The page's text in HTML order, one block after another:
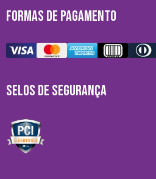
FORMAS DE PAGAMENTO
SELOS DE SEGURANÇA